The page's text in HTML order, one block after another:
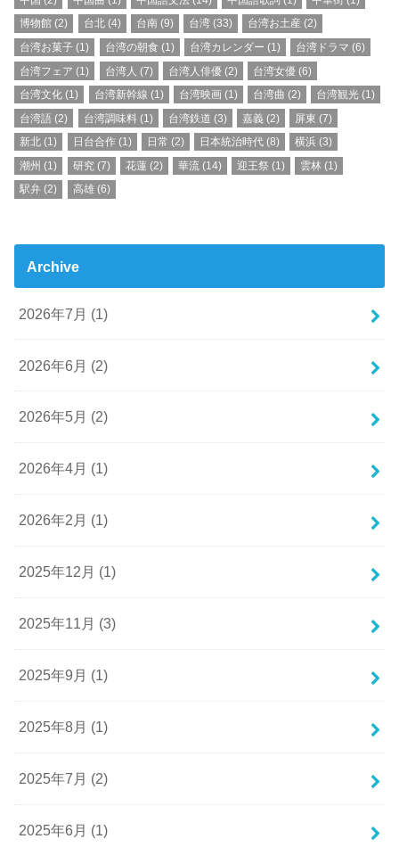
博物館 (2) 台北(4) 台南 (9) 台湾 (33) 台湾お土産 (2)
台湾お菓子 (1) 台湾の朝食 (1) 台湾カレンダー (1) 台湾ドラマ (6)
台湾フェア (1) 台湾人 (7) 台湾人俳優(2) 台湾女優 (6)
台湾文化 (1) 台湾新幹線 (1) 台湾映画(1) 台湾曲 (2) 台湾観光 (1)
台湾語 (2) 台湾調味料 (1) 台湾鉄道 (3) 嘉義 (2) 屏東 (7)
新北 (1) 日台合作 (1) 日常 (2) 日本統治時代 (8) 横浜 (3)
潮州 (1) 研究(7) 花蓮(2) 華流 (14) 迎王祭 (1) 雲林 (1)
駅弁 (2) 高雄(6)
Archive
2026年7月 (1)
2026年6月 (2)
2026年5月 (2)
2026年4月 (1)
2026年2月 (1)
2025年12月 (1)
2025年11月 (3)
2025年9月 (1)
2025年8月 (1)
2025年7月 (2)
2025年6月 (1)